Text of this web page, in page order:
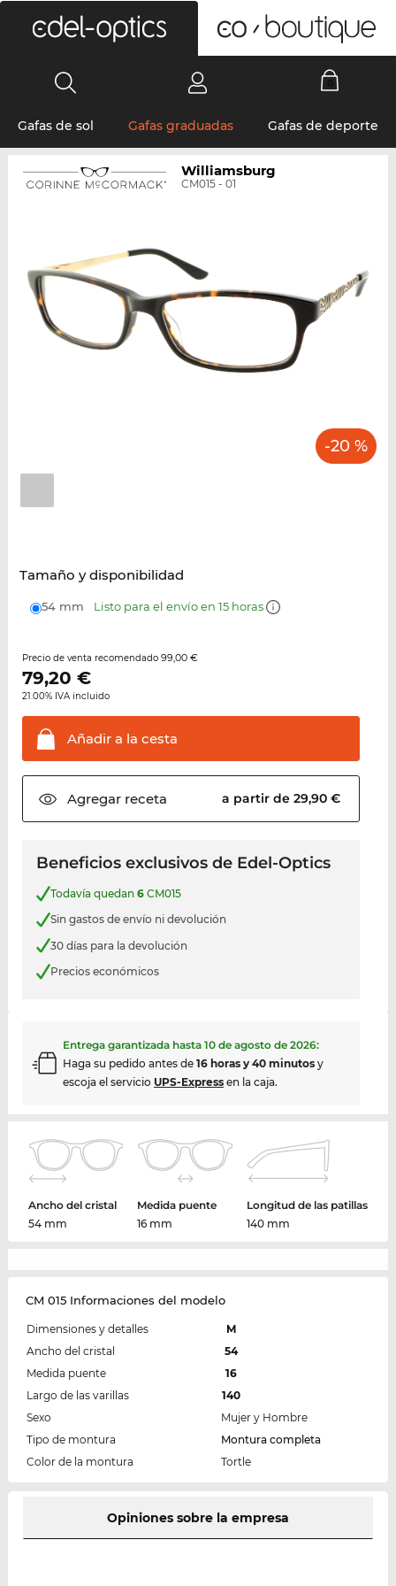
Gafas de sol Gafas graduadas Gafas de deporte
Williamsburg
CM015 - 01
-20 %
Tamaño y disponibilidad
54 mm Listo para el envío en 15 horas
Precio de venta recomendado 99,00 €
79,20 €
21.00% IVA incluido
Añadir a la cesta
Agregarreceta a partir de 29,90 €
Beneficios exclusivos de Edel-Optics
Todavía quedan 6CM015
Sin gastos de envío ni devolución
30 días para la devolución
Precios económicos
Entrega garantizada hasta 10 de agosto de 2026:
Haga su pedido antes de 16 horas y 40 minutosy
escoja el servicio UPS-Expressen la caja.
Ancho del cristal
54 mm
Medida puente
16 mm
Longitud de las patillas
140 mm
CM 015 Informaciones del modelo
Dimensiones y detalles
M
Ancho del cristal
54
Medida puente
16
Largo de las varillas
140
Sexo
Mujer y Hombre
Tipo de montura
Montura completa
Color de la montura
Tortle
Opiniones sobre la empresa